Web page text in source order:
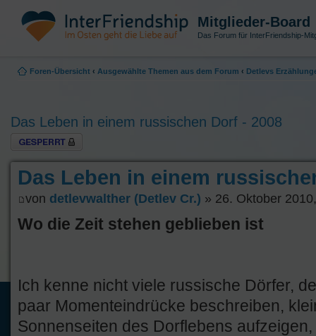
Mitglieder-Board
Das Forum für InterFriendship-
Foren-Übersicht ‹ Ausgewählte Themen aus dem Forum ‹ Detlevs
Das Leben in einem russischen Dorf - 2008
Thema gesperrt
Das Leben in einem
von detlevwalther (Detlev Cr.) » 26. Oktober
Wo die Zeit stehen geblieben ist
Ich kenne nicht viele russische Dörfer,
paar Momenteindrücke beschreiben,
Sonnenseiten des Dorflebens